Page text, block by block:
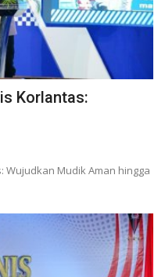
Korlantas:
Wujudkan Mudik Aman hingga